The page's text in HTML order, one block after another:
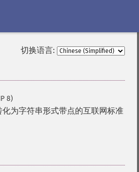
切换语言:
8)
化为字符串形式带点的互联网标准